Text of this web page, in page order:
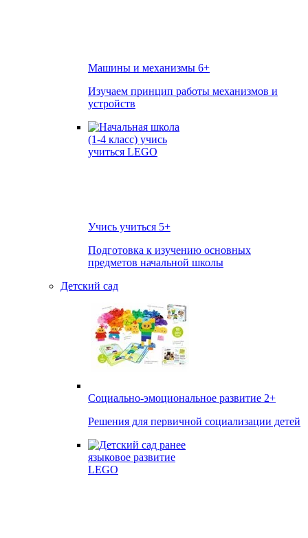
Машины и механизмы 6+
Изучаем принцип работы механизмов и
устройств
Учись учиться 5+
Подготовка к изучению основных
предметов начальной школы
Детский сад
Социально-эмоциональное развитие 2+
Решения для первичной социализации детей